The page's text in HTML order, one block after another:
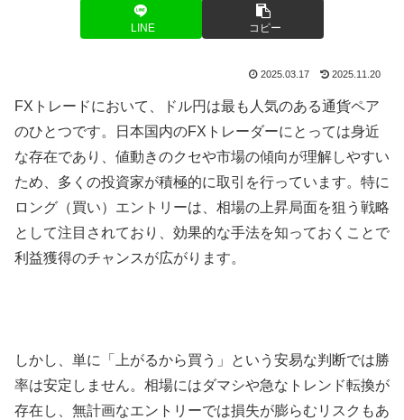
LINE コピー
2025.03.17 2025.11.20
FX トレードにおいて、ドル円は最も人気のある通貨ペア
のひとつです。日本国内のFX トレーダーにとっては身近
な存在であり、値動きのクセや市場の傾向が理解しやすい
ため、多くの投資家が積極的に取引を行っています。特に
ロング（買い）エントリーは、相場の上昇局面を狙う戦略
として注目されており、効果的な手法を知っておくことで
利益獲得のチャンスが広がります。
しかし、単に「上がるから買う」という安易な判断では勝
率は安定しません。相場にはダマシや急なトレンド転換が
存在し、無計画なエントリーでは損失が膨らむリスクもあ